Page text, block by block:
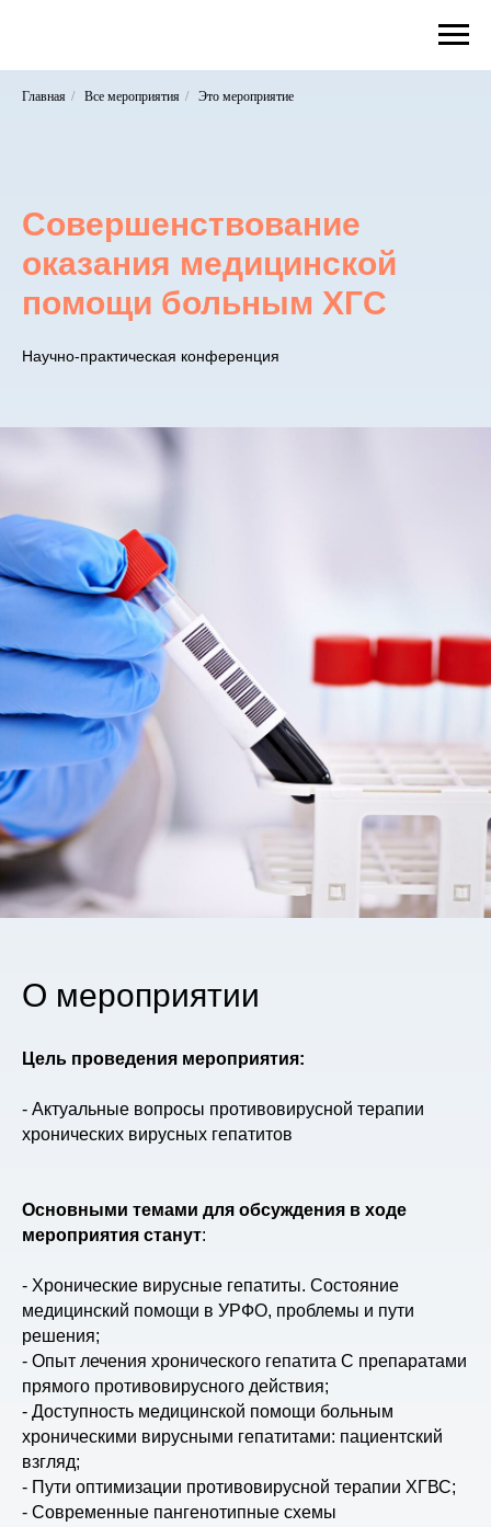
Главная / Все мероприятия / Это мероприятие
Совершенствование
оказания медицинской
помощи больным ХГС
Научно-практическая конференция
О мероприятии
Цель проведения мероприятия:
- Актуальные вопросы противовирусной терапии
хронических вирусных гепатитов
Основными темами для обсуждения в ходе
мероприятия станут:
- Хронические вирусные гепатиты. Состояние
медицинский помощи в УРФО, проблемы и пути
решения;
- Опыт лечения хронического гепатита С препаратами
прямого противовирусного действия;
- Доступность медицинской помощи больным
хроническими вирусными гепатитами: пациентский
взгляд;
- Пути оптимизации противовирусной терапии ХГВС;
- Современные пангенотипные схемы